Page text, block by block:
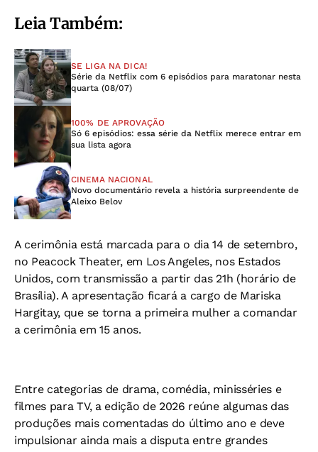
Leia Também:
SE LIGA NA DICA!
Série da Netflix com 6 episódios para maratonar nesta
quarta (08/07)
100% DE APROVAÇÃO
Só 6 episódios: essa série da Netflix merece entrar em
sua lista agora
CINEMA NACIONAL
Novo documentário revela a história surpreendente de
Aleixo Belov
A cerimônia está marcada para o dia 14 de setembro,
no Peacock Theater, em Los Angeles, nos Estados
Unidos, com transmissão a partir das 21h (horário de
Brasília). A apresentação ficará a cargo de Mariska
Hargitay, que se torna a primeira mulher a comandar
a cerimônia em 15 anos.
Entre categorias de drama, comédia, minisséries e
filmes para TV, a edição de 2026 reúne algumas das
produções mais comentadas do último ano e deve
impulsionar ainda mais a disputa entre grandes